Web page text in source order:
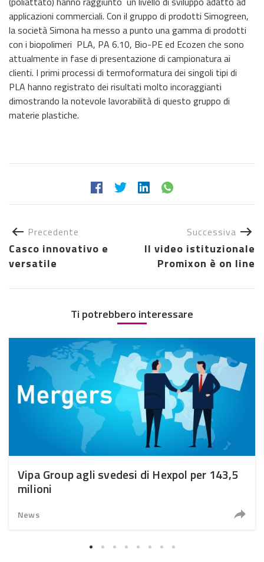
applicazioni commerciali. Con il gruppo di prodotti Simogreen,
la società Simona ha messo a punto una gamma di prodotti
con i biopolimeri PLA, PA 6.10, Bio-PE ed Ecozen che sono
attualmente in fase di presentazione di campionatura ai
clienti. I primi processi di termoformatura dei singoli tipi di
PLA hanno registrato dei risultati molto incoraggianti
dimostrando la notevole lavorabilità di questo gruppo di
materie plastiche.
Precedente
Casco innovativo e
versatile
Successiva
Il video istituzionale
Promixon è on line
Ti potrebbero interessare
Vipa Group agli svedesi di Hexpol per 143,5
milioni
News